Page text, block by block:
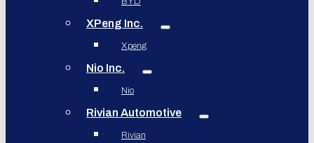
XPeng Inc.
Xpeng
Nio Inc.
Nio
Rivian Automotive
Rivian